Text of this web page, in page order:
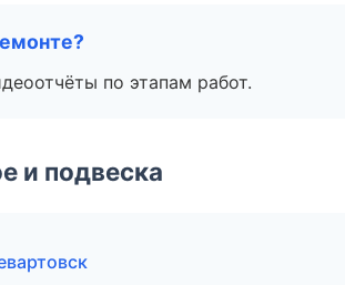
по этапам работ.
и подвеска